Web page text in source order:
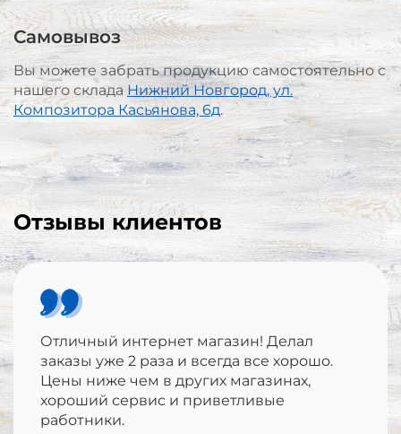
Самовывоз
Вы можете забрать продукцию самостоятельно с
нашего склада Нижний Новгород, ул.
Композитора Касьянова, 6д.
Отзывы клиентов
Отличный интернет магазин! Делал
заказы уже 2 раза и всегда все хорошо.
Цены ниже чем в других магазинах,
хороший сервис и приветливые
работники.